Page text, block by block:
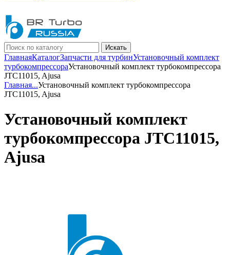
Искать
ГлавнаяКаталогЗапчасти для турбинУстановочный комплект
турбокомпрессораУстановочный комплект турбокомпрессора
JTC11015, Ajusa
Главная...Установочный комплект турбокомпрессора
JTC11015, Ajusa
Установочный комплект
турбокомпрессора JTC11015,
Ajusa